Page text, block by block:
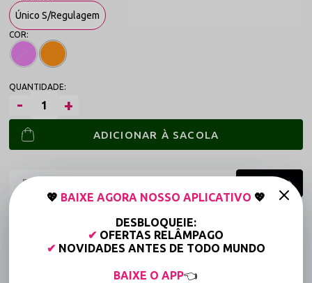
Único S/Regulagem
ADICIONAR À SACOLA
Frete grátis a partir de R$149,90 (Varejo)*
Até 6x Sem Juros (Varejo)
💖 BAIXE AGORA NOSSO APLICATIVO 💖
DESBLOQUEIE:
✔ OFERTAS RELÂMPAGO
✔ NOVIDADES ANTES DE TODO MUNDO
BAIXE O APP👈